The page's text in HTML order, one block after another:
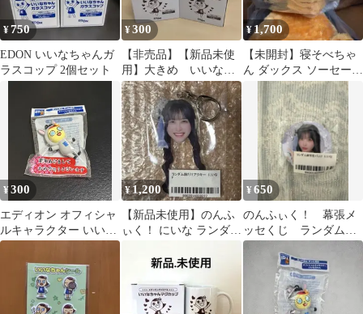
¥750
EDON いいなちゃんガ
ラスコップ 2個セット
¥300
【非売品】【新品未使
用】大きめ いいなち
ゃん マグカップ エデ
イオン オリジナル
¥1,700
【未開封】寝そべちゃ
ん ダックス ソーセージ
のゴロ寝生活
¥300
エディオン オフィシャ
ルキャラクター いいな
ちゃん キーホルダー
¥1,200
【新品未使用】のんふ
ぃく！ にいな ランダム
¥650
のんふぃく！ 幕張メ
ッセくじ ランダム実
写缶バッジ にいなちゃ